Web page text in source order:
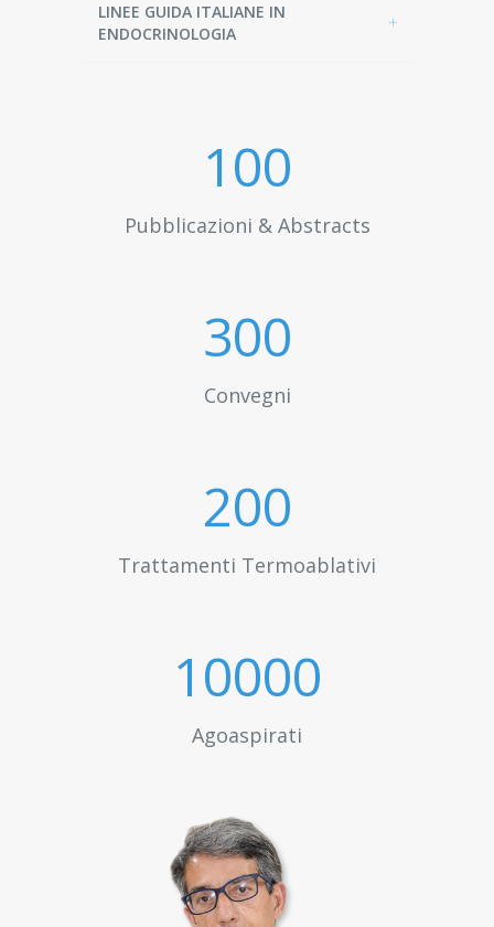
LINEE GUIDA ITALIANE IN
ENDOCRINOLOGIA
100
Pubblicazioni & Abstracts
300
Convegni
200
Trattamenti Termoablativi
10000
Agoaspirati